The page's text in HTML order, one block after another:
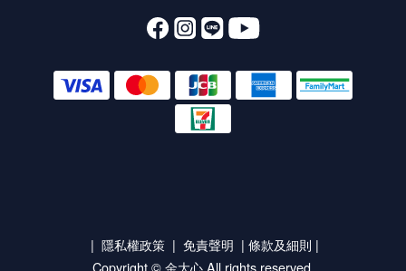
| 隱私權政策 | 免責聲明 | 條款及細則 |
Copyright © 金大心 All rights reserved.